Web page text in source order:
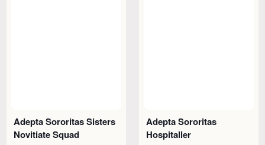
Adepta Sororitas Sisters
Novitiate Squad
Adepta Sororitas
Hospitaller